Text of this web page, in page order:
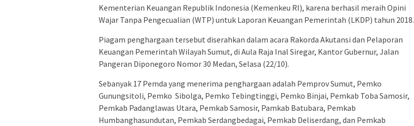
Kementerian Keuangan Republik Indonesia (Kemenkeu RI), karena berhasil meraih Opini
Wajar Tanpa Pengecualian (WTP) untuk Laporan Keuangan Pemerintah (LKDP) tahun 2018.
Piagam penghargaan tersebut diserahkan dalam acara Rakorda Akutansi dan Pelaporan
Keuangan Pemerintah Wilayah Sumut, di Aula Raja Inal Siregar, Kantor Gubernur, Jalan
Pangeran Diponegoro Nomor 30 Medan, Selasa (22/10).
Sebanyak 17 Pemda yang menerima penghargaan adalah Pemprov Sumut, Pemko
Gunungsitoli, Pemko Sibolga, Pemko Tebingtinggi, Pemko Binjai, Pemkab Toba Samosir,
Pemkab Padanglawas Utara, Pemkab Samosir, Pamkab Batubara, Pemkab
Humbanghasundutan, Pemkab Serdangbedagai, Pemkab Deliserdang, dan Pemkab